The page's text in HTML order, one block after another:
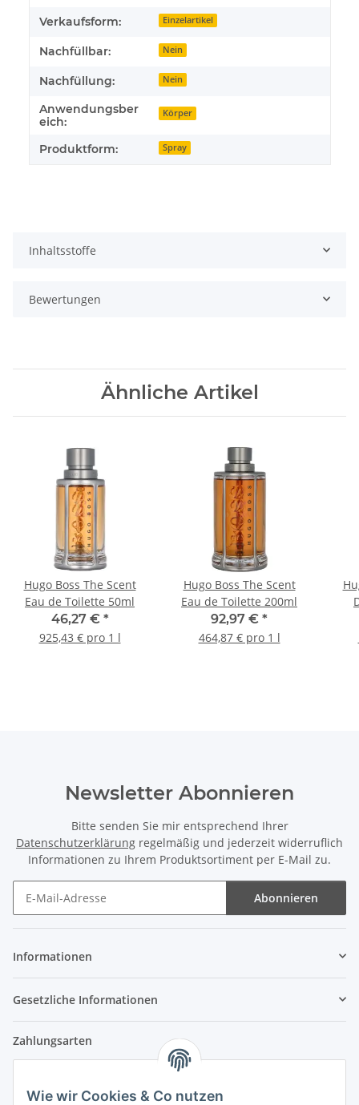
Wie wir Cookies & Co nutzen
Verkaufsform: Einzelartikel
Nachfüllbar: Nein
Nachfüllung: Nein
Anwendungsber
eich:
Körper
Produktform: Spray
Inhaltsstoffe
Bewertungen
Ähnliche Artikel
Hugo Boss The Scent
Eau de Toilette 50ml
46,27 € *
925,43 € pro 1 l
Hugo Boss The Scent
Eau de Toilette 200ml
92,97 € *
464,87 € pro 1 l
Newsletter Abonnieren
Bitte senden Sie mir entsprechend Ihrer
Datenschutzerklärung regelmäßig und jederzeit widerruflich
Informationen zu Ihrem Produktsortiment per E-Mail zu.
Abonnieren
Informationen
Gesetzliche Informationen
Zahlungsarten